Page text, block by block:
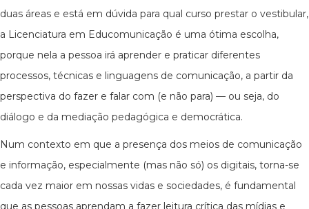
duas áreas e está em dúvida para qual curso prestar o vestibular,
a Licenciatura em Educomunicação é uma ótima escolha,
porque nela a pessoa irá aprender e praticar diferentes
processos, técnicas e linguagens de comunicação, a partir da
perspectiva do fazer e falar com (e não para) — ou seja, do
diálogo e da mediação pedagógica e democrática.
Num contexto em que a presença dos meios de comunicação
e informação, especialmente (mas não só) os digitais, torna-se
cada vez maior em nossas vidas e sociedades, é fundamental
que as pessoas aprendam a fazer leitura crítica das mídias e